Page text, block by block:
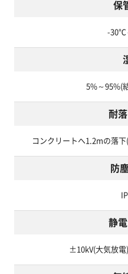
保
-30℃
5%～95%(
耐
コンクリートへ1.2mの落下
防
静
±10kV(大気放電